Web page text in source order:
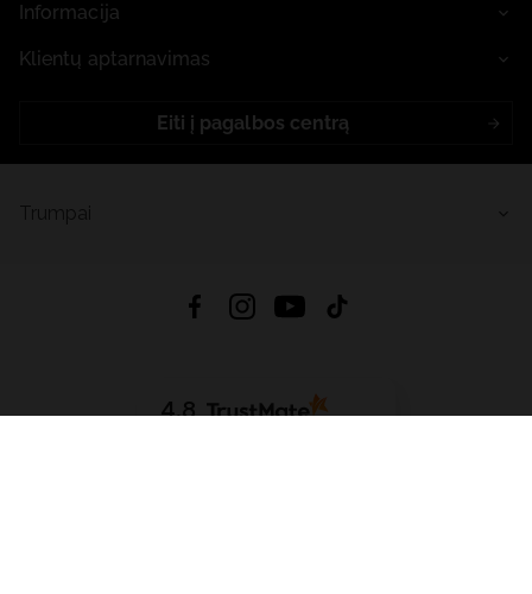
Informacija
Klientų aptarnavimas
Eiti į pagalbos centrą
4.8